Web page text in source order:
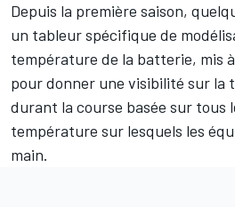
Depuis la première saison,
un tableur spécifique de
température de la batterie, mis
pour donner une visibilité sur la
durant la course basée sur tous
température sur lesquels les
main.